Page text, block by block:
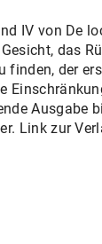
IV von De
das
finden, der
Ausgabe
Link zur